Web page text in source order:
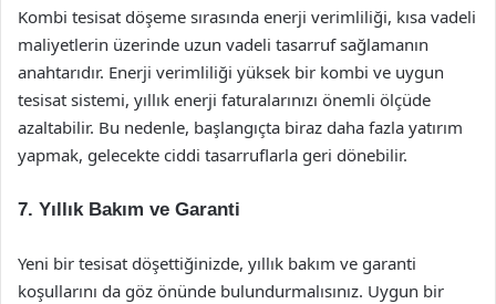
Kombi tesisat döşeme sırasında enerji verimliliği, kısa vadeli
maliyetlerin üzerinde uzun vadeli tasarruf sağlamanın
anahtarıdır. Enerji verimliliği yüksek bir kombi ve uygun
tesisat sistemi, yıllık enerji faturalarınızı önemli ölçüde
azaltabilir. Bu nedenle, başlangıçta biraz daha fazla yatırım
yapmak, gelecekte ciddi tasarruflarla geri dönebilir.
7. Yıllık Bakım ve Garanti
Yeni bir tesisat döşettiğinizde, yıllık bakım ve garanti
koşullarını da göz önünde bulundurmalısınız. Uygun bir